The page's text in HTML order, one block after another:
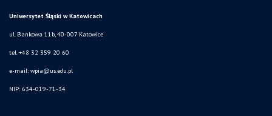
Uniwersytet Śląski w Katowicach
ul. Bankowa 11b, 40-007 Katowice
tel. +48 32 359 20 60
e-mail: wpia@us.edu.pl
NIP: 634-019-71-34